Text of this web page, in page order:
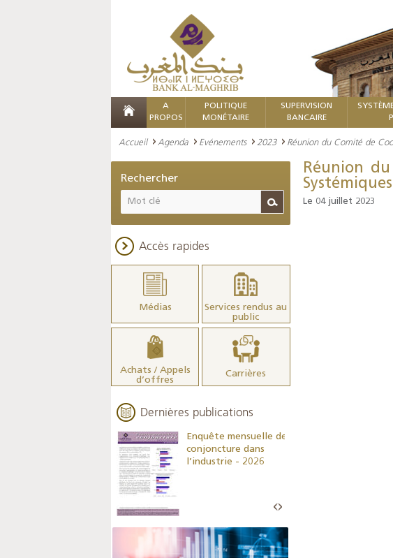
A
PROPOS
POLITIQUE
MONÉTAIRE
SUPERVISION
BANCAIRE
Accueil Agenda Evénements 2023 Réunion du Comité de
Réunion
Systémiques
Le 04 juillet 2023
Rechercher
Accès rapides
Médias
Services rendus au
public
Achats / Appels
d’offres
Carrières
Dernières publications
Enquête mensuelle de
conjoncture dans
l’industrie - 2026